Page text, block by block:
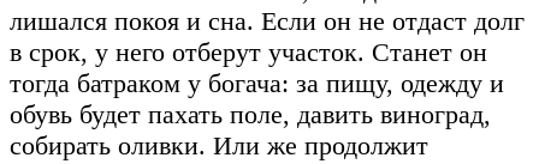
лишался покоя и сна. Если он не отдаст долг
в срок, у него отберут участок. Станет он
тогда батраком у богача: за пищу, одежду и
обувь будет пахать поле, давить виноград,
собирать оливки. Или же продолжит